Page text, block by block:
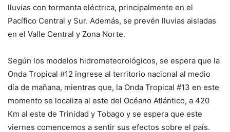
lluvias con tormenta eléctrica, principalmente en el
Pacífico Central y Sur. Además, se prevén lluvias aisladas
en el Valle Central y Zona Norte.
Según los modelos hidrometeorológicos, se espera que la
Onda Tropical #12 ingrese al territorio nacional al medio
día de mañana, mientras que, la Onda Tropical #13 en este
momento se localiza al este del Océano Atlántico, a 420
Km al este de Trinidad y Tobago y se espera que este
viernes comencemos a sentir sus efectos sobre el país.